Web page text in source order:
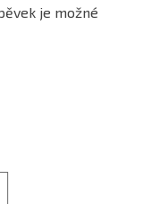
je možné